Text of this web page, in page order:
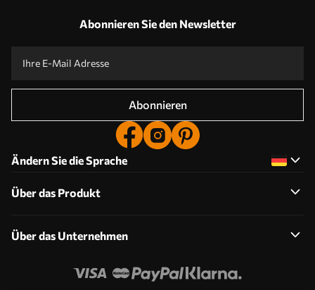
Abonnieren Sie den Newsletter
Abonnieren
Ändern Sie die Sprache
Über das Produkt
Über das Unternehmen